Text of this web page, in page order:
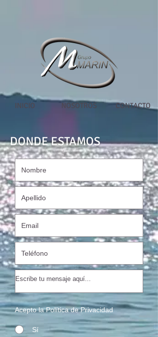
DONDE ESTAMOS
INICIO NOSOTROS CONTACTO
Acepto la Política de Privacidad
Sí